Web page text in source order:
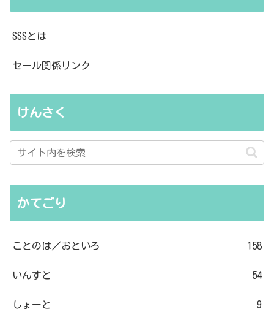
SSSとは
セール関係リンク
けんさく
かてごり
ことのは／おといろ 158
いんすと 54
しょーと 9